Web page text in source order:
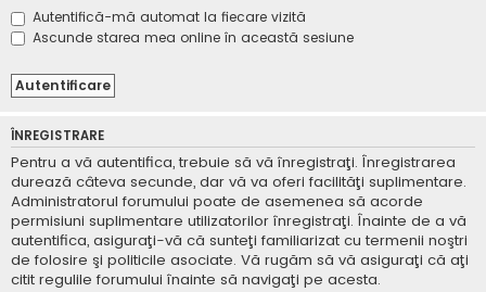
Autentifică-mă automat la fiecare vizită
Ascunde starea mea online în această sesiune
ÎNREGISTRARE
Pentru a vă autentifica, trebuie să vă înregistraţi. Înregistrarea
durează câteva secunde, dar vă va oferi facilităţi suplimentare.
Administratorul forumului poate de asemenea să acorde
permisiuni suplimentare utilizatorilor înregistraţi. Înainte de a vă
autentifica, asiguraţi-vă că sunteţi familiarizat cu termenii noştri
de folosire şi politicile asociate. Vă rugăm să vă asiguraţi că aţi
citit regulile forumului înainte să navigaţi pe acesta.